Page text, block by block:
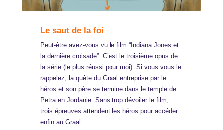
Le saut de la foi
Peut-être avez-vous vu le film “Indiana Jones et
la dernière croisade”. C’est le troisième opus de
la série (le plus réussi pour moi). Si vous vous le
rappelez, la quête du Graal entreprise par le
héros et son père se termine dans le temple de
Petra en Jordanie. Sans trop dévoiler le film,
trois épreuves attendent les héros pour accéder
enfin au Graal.